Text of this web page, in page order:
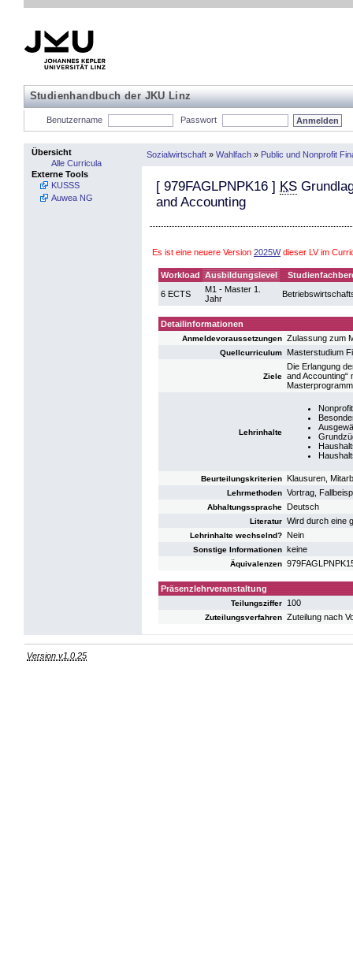
Studienhandbuch der JKU Linz
Benutzername Passwort
Übersicht
Alle Curricula
Externe Tools
KUSSS
Auwea NG
Sozialwirtschaft » Wahlfach » Public und Nonprofit
[ 979FAGLPNPK16 ] KS
and Accounting
Es ist eine neuere Version 2025Wdieser LV im
Workload Ausbildungslevel
6 ECTS
M1 - Master 1.
Jahr
Detailinformationen
Anmeldevoraussetzungen Zulassung zum
Quellcurriculum Masterstudium
Ziele
Die Erlangung
and Accounting“
Lehrinhalte
Beurteilungskriterien Klausuren,
Lehrmethoden Vortrag,
Abhaltungssprache Deutsch
Literatur Wird durch eine
Lehrinhalte wechselnd? Nein
Sonstige Informationen keine
Äquivalenzen
Präsenzlehrveranstaltung
Teilungsziffer 100
Zuteilungsverfahren Zuteilung nach
Version v1.0.25